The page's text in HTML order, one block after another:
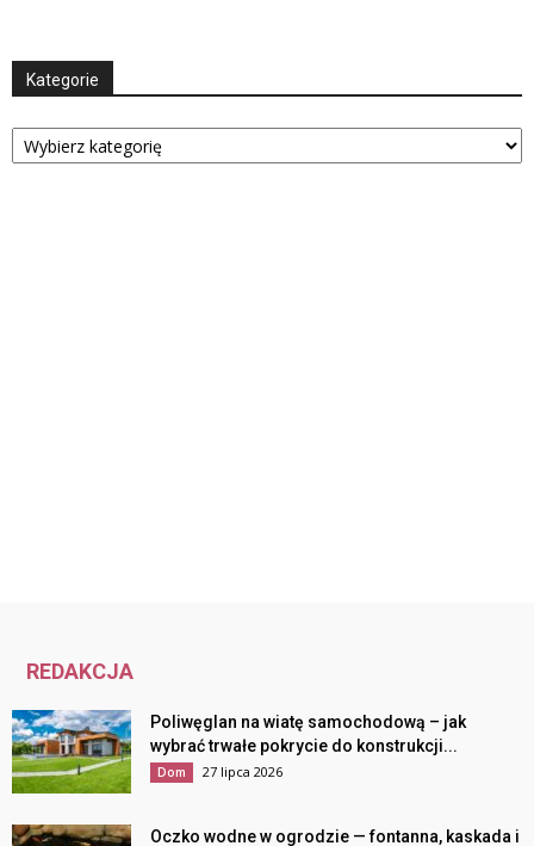
Kategorie
Kategorie
REDAKCJA
Poliwęglan na wiatę samochodową – jak
wybrać trwałe pokrycie do konstrukcji...
Dom 27 lipca 2026
Oczko wodne w ogrodzie — fontanna, kaskada i